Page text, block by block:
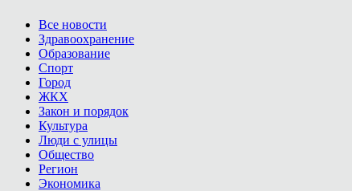
Все новости
Здравоохранение
Образование
Спорт
Город
ЖКХ
Закон и порядок
Культура
Люди с улицы
Общество
Регион
Экономика